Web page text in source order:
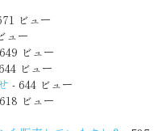
ビュー
ュー
ビュー
ビュー
- 644 ビュー
ビュー